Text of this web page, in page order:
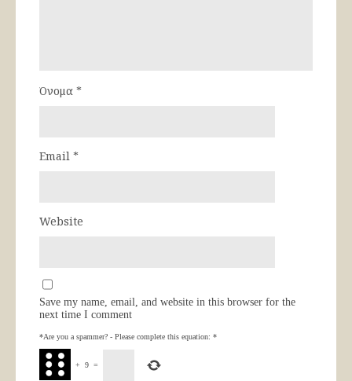
Όνομα *
Email *
Website
Save my name, email, and website in this browser for the
next time I comment
*Are you a spammer? - Please complete this equation: *
+ 9 =